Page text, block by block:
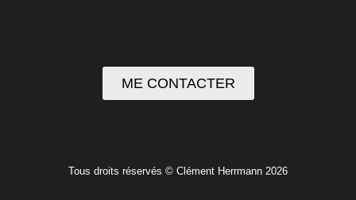
ME CONTACTER
Tous droits réservés © Clément Herrmann 2026